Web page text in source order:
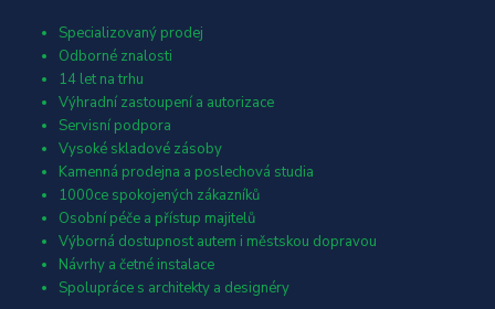
Specializovaný prodej
Odborné znalosti
14 let na trhu
Výhradní zastoupení a autorizace
Servisní podpora
Vysoké skladové zásoby
Kamenná prodejna a poslechová studia
1000ce spokojených zákazníků
Osobní péče a přístup majitelů
Výborná dostupnost autem i městskou dopravou
Návrhy a četné instalace
Spolupráce s architekty a designéry